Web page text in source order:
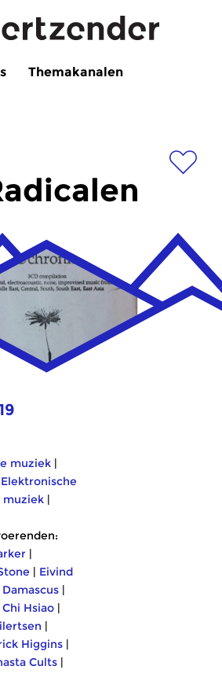
Themakanalen
muziek |
Elektronische
muziek |
|
| Eivind
|
Chi Hsiao |
|
Higgins |
Cults |